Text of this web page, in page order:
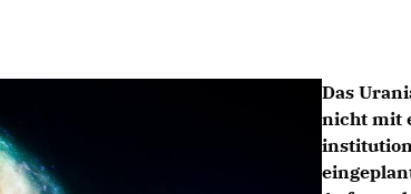
Das
nicht mit